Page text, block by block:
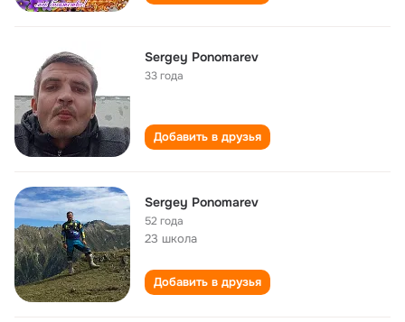
Sergey Ponomarev
33 года
Добавить в друзья
Sergey Ponomarev
52 года
23 школа
Добавить в друзья